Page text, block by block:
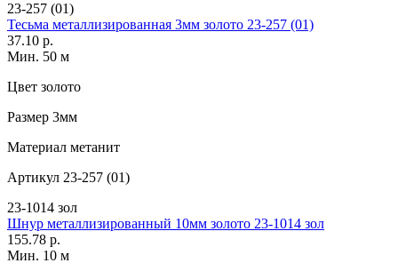
23-257 (01)
Тесьма металлизированная 3мм золото 23-257 (01)
37.10 р.
Мин. 50 м
Цвет золото
Размер 3мм
Материал метанит
Артикул 23-257 (01)
23-1014 зол
Шнур металлизированный 10мм золото 23-1014 зол
155.78 р.
Мин. 10 м